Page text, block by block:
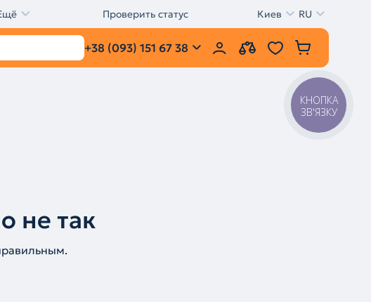
Проверить статус Киев RU
+38 (093) 151 67 38
не так
КНОПКА
ЗВ'ЯЗКУ